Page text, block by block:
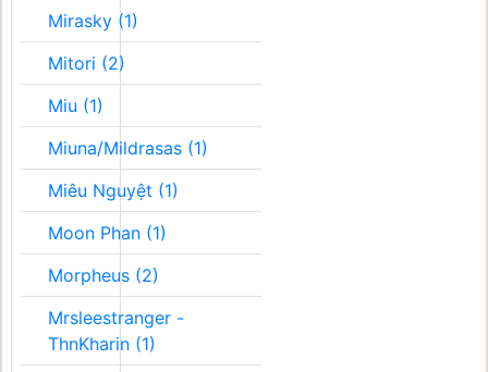
Mirasky (1)
Mitori (2)
Miu (1)
Miuna/Mildrasas (1)
Miêu Nguyệt (1)
Moon Phan (1)
Morpheus (2)
Mrsleestranger -
ThnKharin (1)